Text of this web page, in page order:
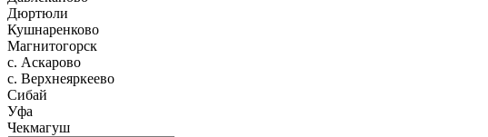
Дюртюли
Кушнаренково
Магнитогорск
с. Аскарово
с. Верхнеяркеево
Сибай
Уфа
Чекмагуш